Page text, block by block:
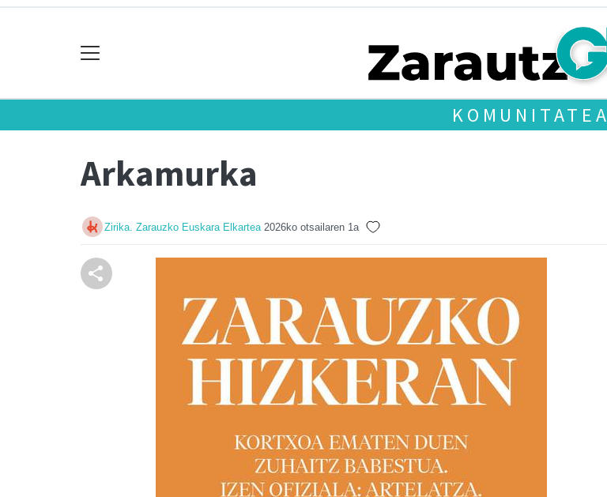
KOMUNITATEA
Arkamurka
Zirika. Zarauzko Euskara Elkartea 2026ko otsailaren 1a